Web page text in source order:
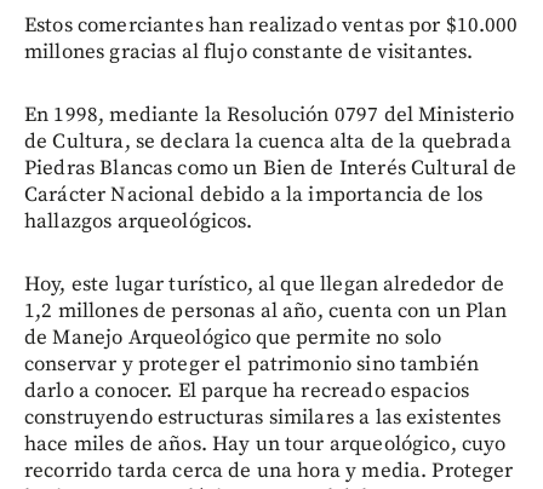
Estos comerciantes han realizado ventas por $10.000
millones gracias al flujo constante de visitantes.
En 1998, mediante la Resolución 0797 del Ministerio
de Cultura, se declara la cuenca alta de la quebrada
Piedras Blancas como un Bien de Interés Cultural de
Carácter Nacional debido a la importancia de los
hallazgos arqueológicos.
Hoy, este lugar turístico, al que llegan alrededor de
1,2 millones de personas al año, cuenta con un Plan
de Manejo Arqueológico que permite no solo
conservar y proteger el patrimonio sino también
darlo a conocer. El parque ha recreado espacios
construyendo estructuras similares a las existentes
hace miles de años. Hay un tour arqueológico, cuyo
recorrido tarda cerca de una hora y media. Proteger